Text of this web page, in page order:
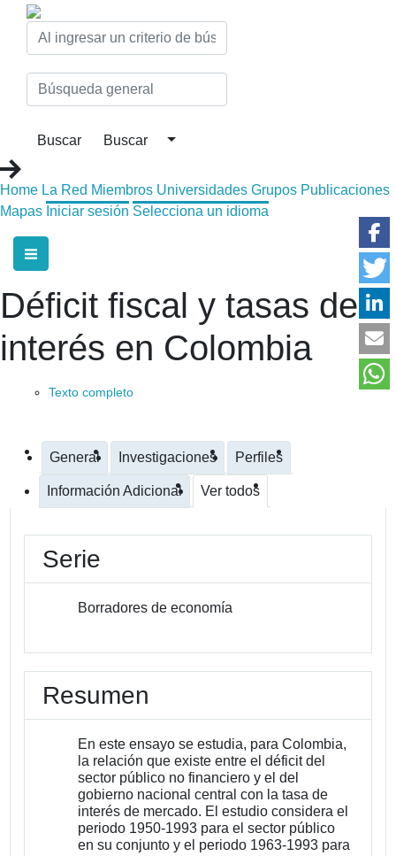
Home La Red Miembros Universidades Grupos Publicaciones
Mapas Iniciar sesión Selecciona un idioma
Déficit fiscal y tasas de
interés en Colombia
Texto completo
General Investigaciones Perfiles
Información Adicional Ver todos
Serie
Borradores de economía
Resumen
En este ensayo se estudia, para Colombia,
la relación que existe entre el déficit del
sector público no financiero y el del
gobierno nacional central con la tasa de
interés de mercado. El estudio considera el
periodo 1950-1993 para el sector público
en su conjunto y el periodo 1963-1993 para